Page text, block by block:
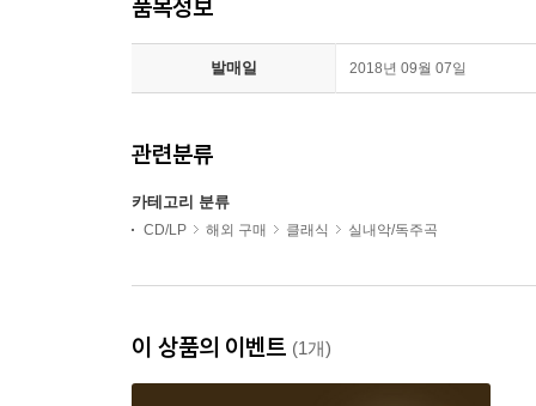
품목정보
발매일 2018년 09월 07일
관련분류
카테고리 분류
CD/LP 해외 구매 클래식 실내악/독주곡
이 상품의 이벤트 (1개)